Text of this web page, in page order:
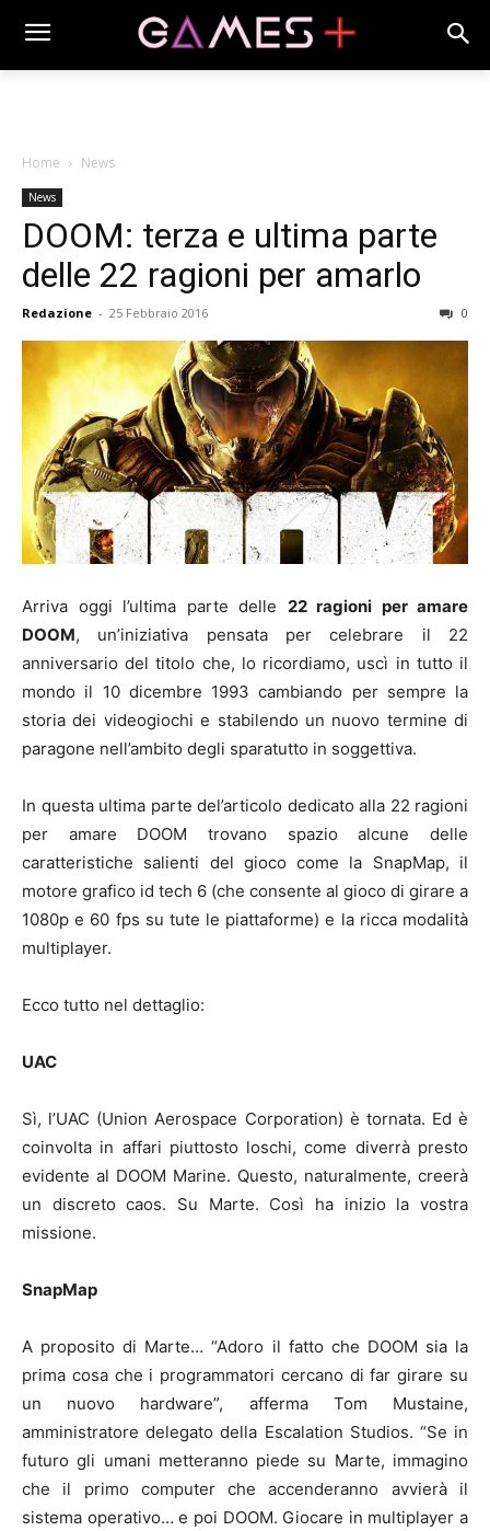
Home News
News
DOOM: terza e ultima parte
delle 22 ragioni per amarlo
Redazione - 25 Febbraio 2016 0
Arriva oggi l’ultima parte delle 22 ragioni per amare
DOOM, un’iniziativa pensata per celebrare il 22
anniversario del titolo che, lo ricordiamo, uscì in tutto il
mondo il 10 dicembre 1993 cambiando per sempre la
storia dei videogiochi e stabilendo un nuovo termine di
paragone nell’ambito degli sparatutto in soggettiva.
In questa ultima parte del’articolo dedicato alla 22 ragioni
per amare DOOM trovano spazio alcune delle
caratteristiche salienti del gioco come la SnapMap, il
motore grafico id tech 6 (che consente al gioco di girare a
1080p e 60 fps su tute le piattaforme) e la ricca modalità
multiplayer.
Ecco tutto nel dettaglio:
UAC
Sì, l’UAC (Union Aerospace Corporation) è tornata. Ed è
coinvolta in affari piuttosto loschi, come diverrà presto
evidente al DOOM Marine. Questo, naturalmente, creerà
un discreto caos. Su Marte. Così ha inizio la vostra
missione.
SnapMap
A proposito di Marte… “Adoro il fatto che DOOM sia la
prima cosa che i programmatori cercano di far girare su
un nuovo hardware”, afferma Tom Mustaine,
amministratore delegato della Escalation Studios. “Se in
futuro gli umani metteranno piede su Marte, immagino
che il primo computer che accenderanno avvierà il
sistema operativo… e poi DOOM. Giocare in multiplayer a